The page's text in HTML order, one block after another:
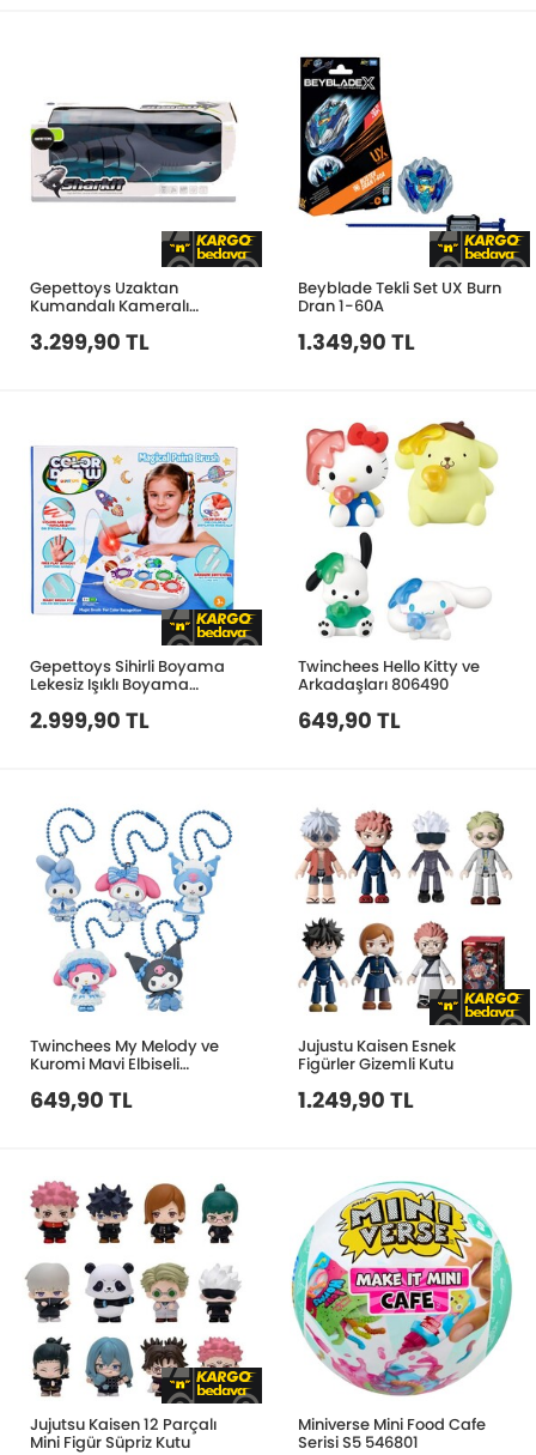
Gepettoys Uzaktan
Kumandalı Kameralı
3.299,90 TL
Beyblade Tekli Set UX Burn
Dran 1-60A
1.349,90 TL
Gepettoys Sihirli Boyama
Lekesiz Işıklı Boyama
2.999,90 TL
Twinchees Hello Kitty ve
Arkadaşları 806490
649,90 TL
Twinchees My Melody ve
Kuromi Mavi Elbiseli
649,90 TL
Jujustu Kaisen Esnek
Figürler Gizemli Kutu
1.249,90 TL
Jujutsu Kaisen 12 Parçalı
Mini Figür Süpriz Kutu
Miniverse Mini Food Cafe
Serisi S5 546801